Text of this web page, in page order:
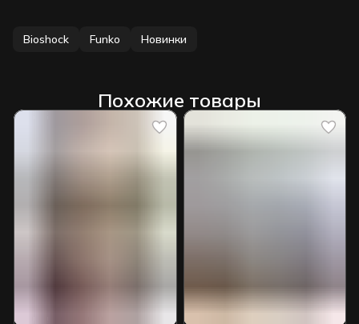
Bioshock Funko Новинки
Похожие товары